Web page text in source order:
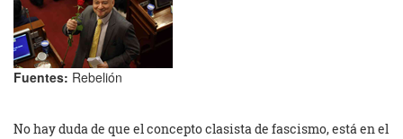
Fuentes: Rebelión
No hay duda de que el concepto clasista de fascismo, está en el